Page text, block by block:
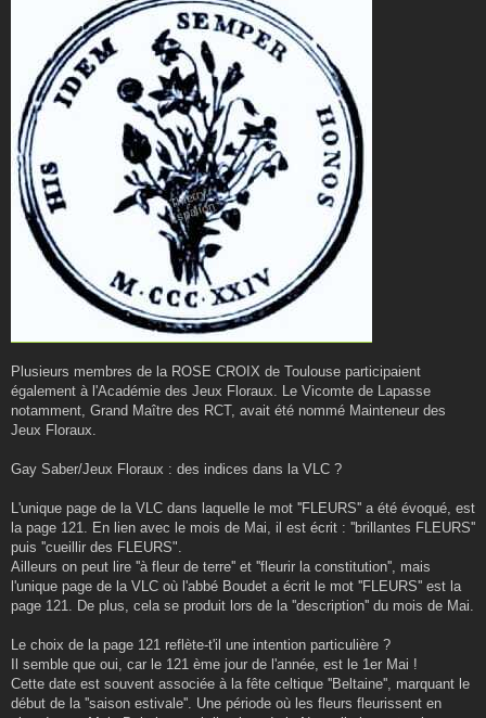
Plusieurs membres de la ROSE CROIX de Toulouse participaient
également à l'Académie des Jeux Floraux. Le Vicomte de Lapasse
notamment, Grand Maître des RCT, avait été nommé Mainteneur des
Jeux Floraux.
Gay Saber/Jeux Floraux : des indices dans la VLC ?
L'unique page de la VLC dans laquelle le mot ''FLEURS'' a été évoqué, est
la page 121. En lien avec le mois de Mai, il est écrit : ''brillantes FLEURS''
puis ''cueillir des FLEURS".
Ailleurs on peut lire ''à fleur de terre'' et ''fleurir la constitution'', mais
l'unique page de la VLC où l'abbé Boudet a écrit le mot ''FLEURS'' est la
page 121. De plus, cela se produit lors de la ''description'' du mois de Mai.
Le choix de la page 121 reflète-t'il une intention particulière ?
Il semble que oui, car le 121 ème jour de l'année, est le 1er Mai !
Cette date est souvent associée à la fête celtique ''Beltaine'', marquant le
début de la ''saison estivale''. Une période où les fleurs fleurissent en